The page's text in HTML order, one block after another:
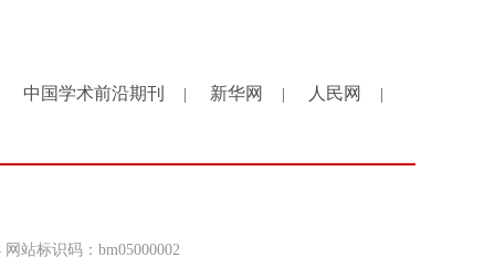
中国学术前沿期刊 新华网 人民网
网站标识码：bm05000002